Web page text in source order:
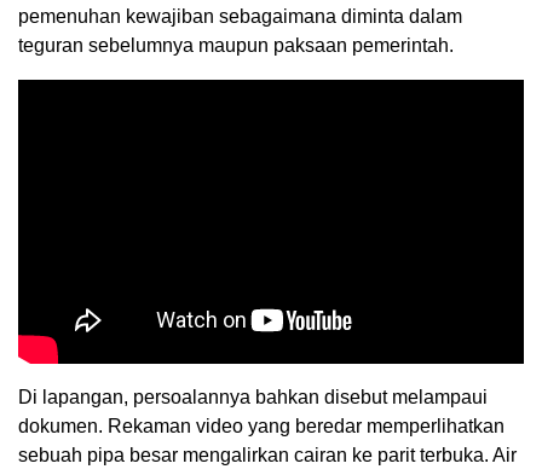
pemenuhan kewajiban sebagaimana diminta dalam
teguran sebelumnya maupun paksaan pemerintah.
Di lapangan, persoalannya bahkan disebut melampaui
dokumen. Rekaman video yang beredar memperlihatkan
sebuah pipa besar mengalirkan cairan ke parit terbuka. Air